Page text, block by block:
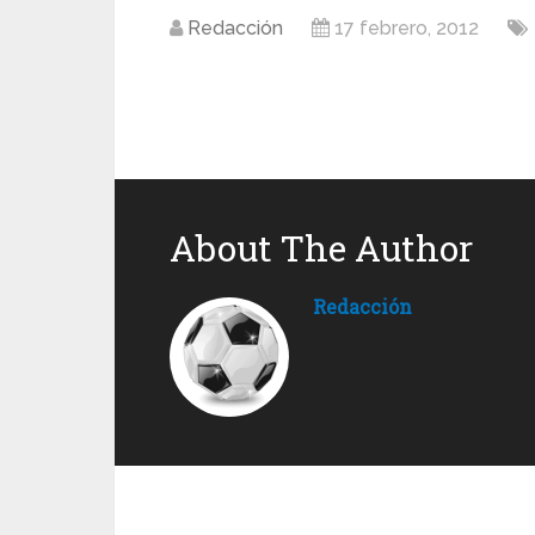
Redacción 17 febrero, 2012
About The Author
Redacción